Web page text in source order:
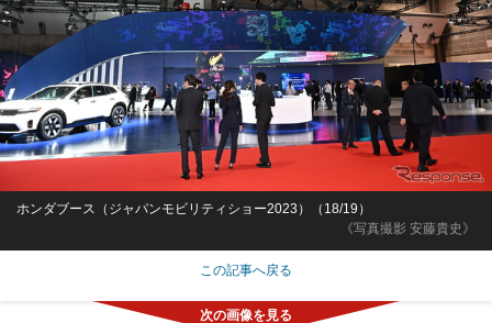
《写真撮影 安藤貴史》
ホンダブース（ジャパンモビリティショー2023）（18/19）
この記事へ戻る